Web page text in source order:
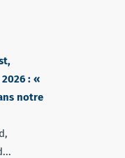
: «
notre